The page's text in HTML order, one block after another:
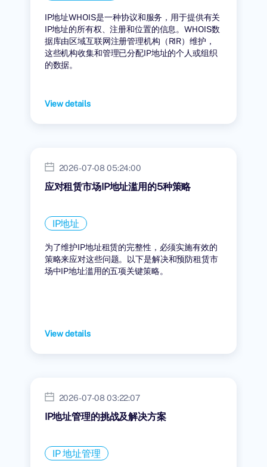
IP地址WHOIS是一种协议和服务，用于提供有关
IP地址的所有权、注册和位置的信息。WHOIS数
据库由区域互联网注册管理机构（RIR）维护，
这些机构收集和管理已分配IP地址的个人或组织
的数据。
View details
2026-07-08 05:24:00
应对租赁市场IP地址滥用的5种策略
IP地址
为了维护IP地址租赁的完整性，必须实施有效的
策略来应对这些问题。以下是解决和预防租赁市
场中IP地址滥用的五项关键策略。
View details
2026-07-08 03:22:07
IP地址管理的挑战及解决方案
IP 地址管理